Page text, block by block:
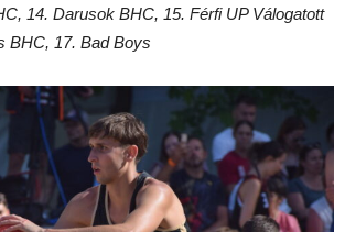
14. Darusok BHC, 15. Férfi UP Válogatott
BHC, 17. Bad Boys